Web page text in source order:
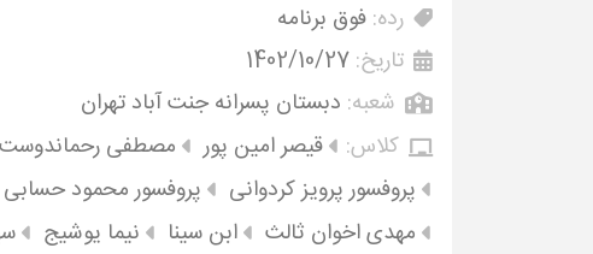
رده: فوق برنامه
تاریخ: 1402/10/27
شعبه: دبستان پسرانه جنت آباد تهران
کلاس:
قیصر امین پور مصطفی رحماندوست
پروفسور پرویز کردوانی
پروفسور محمود حسابی
مهدی اخوان ثالث
ابن سینا نیما یوشیج